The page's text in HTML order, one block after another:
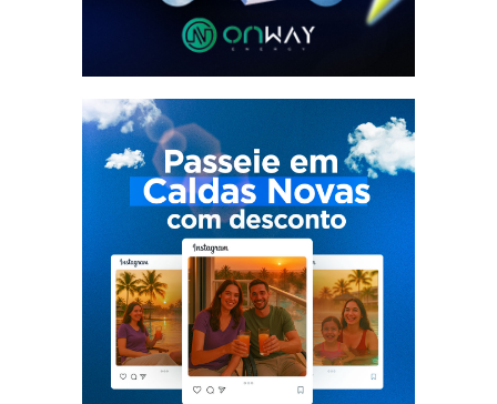
Sustentabilidade e economia
com 20% OFF no seu projeto
solar residencial.
👉 Clique e garanta seu
benefício.